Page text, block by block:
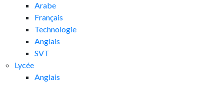
Arabe
Français
Technologie
Anglais
SVT
Lycée
Anglais